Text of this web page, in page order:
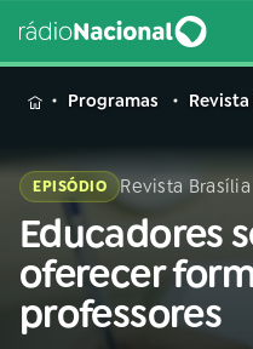
MENU
Buscar
na
Rádio
Nacional
Programas
EPISÓDIO Revista Brasília
Educadores
oferecer
professores